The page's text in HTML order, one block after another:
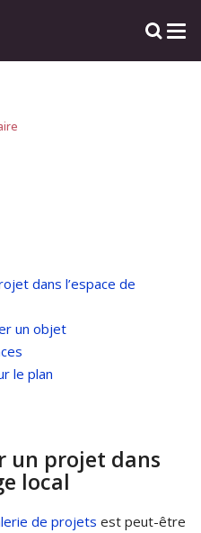
dans l’espace de
un objet
le plan
un projet dans
local
de projets est peut-être